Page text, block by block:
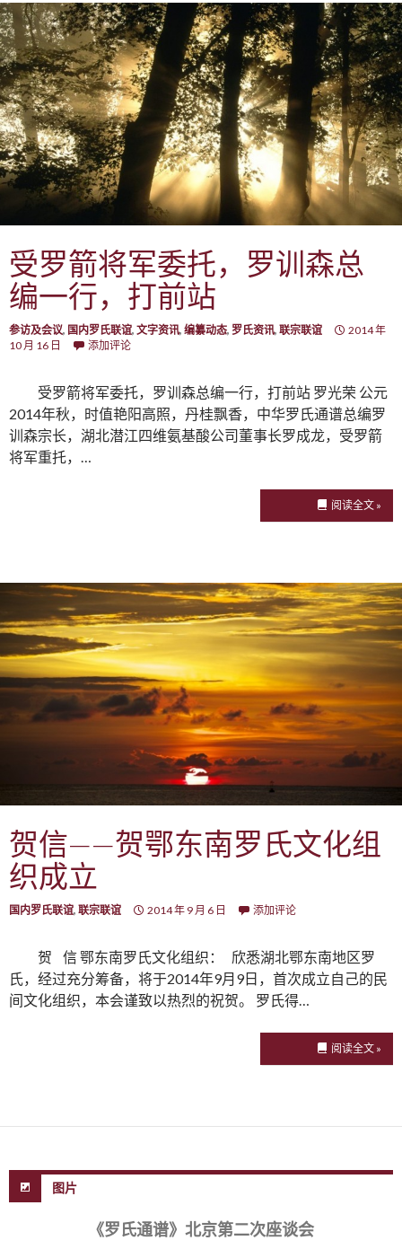
受罗箭将军委托，罗训森总
编一行，打前站
参访及会议, 国内罗氏联谊, 文字资讯, 编纂动态, 罗氏资讯, 联宗联谊
2014 年
10 月 16 日
添加评论
受罗箭将军委托，罗训森总编一行，打前站 罗光荣 公元
2014年秋，时值艳阳高照，丹桂飘香，中华罗氏通谱总编罗
训森宗长，湖北潜江四维氨基酸公司董事长罗成龙，受罗箭
将军重托，…
阅读全文 »
贺信——贺鄂东南罗氏文化组
织成立
国内罗氏联谊, 联宗联谊 2014 年 9 月 6 日 添加评论
贺 信 鄂东南罗氏文化组织： 欣悉湖北鄂东南地区罗
氏，经过充分筹备，将于2014年9月9日，首次成立自己的民
间文化组织，本会谨致以热烈的祝贺。 罗氏得…
阅读全文 »
图片
《罗氏通谱》北京第二次座谈会